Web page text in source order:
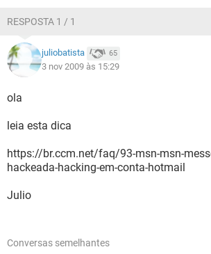
RESPOSTA 1 / 1
juliobatista 65
3 nov 2009 às 15:29
ola
leia esta dica
https://br.ccm.net/faq/93-msn-msn-
hackeada-hacking-em-conta-hotmail
Julio
Conversas semelhantes